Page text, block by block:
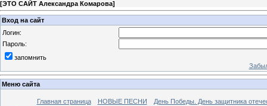
[ЭТО САЙТ Александра Комарова]
Вход на сайт
Логин:
Пароль:
запомнить
Меню сайта
Главная страница НОВЫЕ ПЕСНИ
День Победы. День защитника